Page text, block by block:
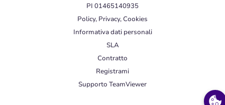
PI 01465140935
Policy, Privacy, Cookies
Informativa dati personali
SLA
Contratto
Registrami
Supporto TeamViewer